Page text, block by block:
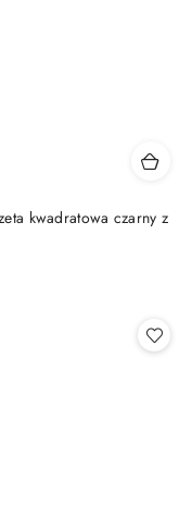
kwadratowa czarny z